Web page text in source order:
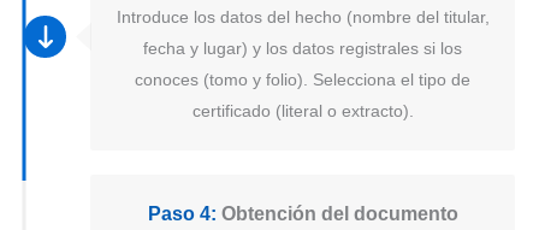
Introduce los datos del hecho (nombre del titular,
fecha y lugar) y los datos registrales si los
conoces (tomo y folio). Selecciona el tipo de
certificado (literal o extracto).
Paso 4: Obtención del documento